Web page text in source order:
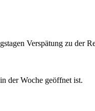
Verspätung zu der
der Woche geöffnet ist.